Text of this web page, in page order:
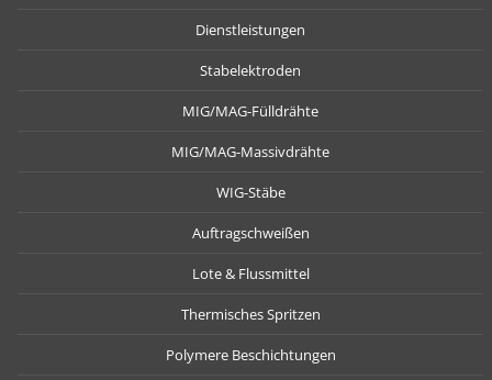
Dienstleistungen
Stabelektroden
MIG/MAG-Fülldrähte
MIG/MAG-Massivdrähte
WIG-Stäbe
Auftragschweißen
Lote & Flussmittel
Thermisches Spritzen
Polymere Beschichtungen